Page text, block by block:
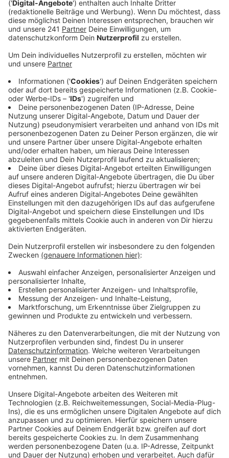
in unseren Wäldern, sagt unser Stadtförster.
Veröffentlicht:Mittwoch, 18.01.2023 06:42
Anzeige
Jetzt geht es um die Frage, welche Baumarten neu
gepflanzt werden sollen. Klar ist für den Förster: sie
müssen einiges aushalten können. Nicht nur Hitze und
Trockenheit, sondern auch noch unbekannte
Schädlinge wie Pilze oder Insekten. Da gibt es laut
unserem Förster aktuell eine Handvoll Baumarten die
passen könnten, darunter auch Arten aus Nordamerika,
die hier noch nicht heimisch sind.
Anzeige
Weitere Meldungen aus Leverkusen
Anzeige
National Express betreibt RE1 noch bis 2033
Ärztekammer Nordrhein für Änderung der
Blutspenderegelung
Leverkusen berät über Hundefreilaufflächen
Anzeige